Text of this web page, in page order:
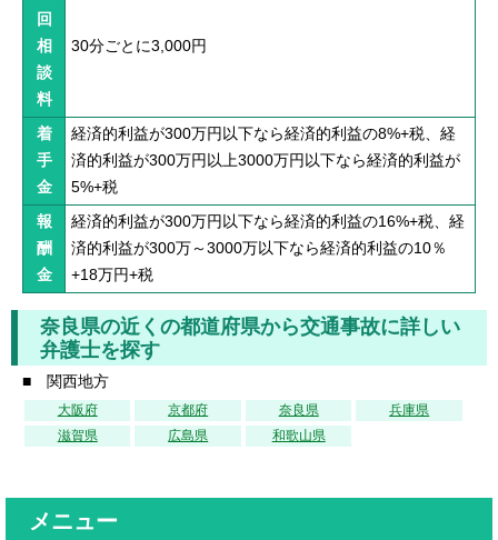
回
相
談
料
30分ごとに3,000円
着
手
金
経済的利益が300万円以下なら経済的利益の8%+税、経
済的利益が300万円以上3000万円以下なら経済的利益が
5%+税
報
酬
金
経済的利益が300万円以下なら経済的利益の16%+税、経
済的利益が300万～3000万以下なら経済的利益の10％
+18万円+税
奈良県の近くの都道府県から交通事故に詳しい
弁護士を探す
■ 関西地方
大阪府 京都府 奈良県
兵庫県
滋賀県
広島県 和歌山県
メニュー